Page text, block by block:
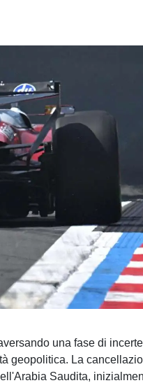
una fase di
geopolitica. La
Saudita,